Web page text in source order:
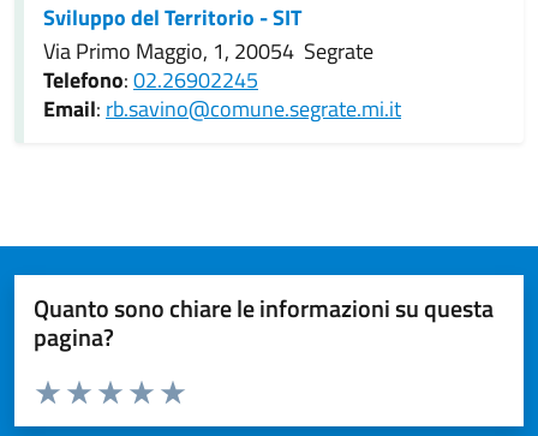
Sviluppo del Territorio - SIT
Via Primo Maggio, 1, 20054 Segrate
Telefono:02.26902245
Email: rb.savino@comune.segrate.mi.it
Quanto sono chiare le informazioni su questa
pagina?
Valuta da 1 a 5 stelle la pagina
Valuta 5 stelle su 5
Valuta 4 stelle su 5
Valuta 3 stelle su 5
Valuta 2 stelle su 5
Valuta 1 stelle su 5